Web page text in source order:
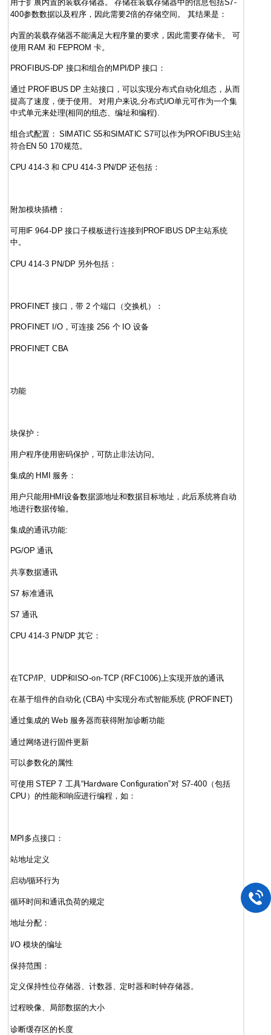
用于扩展内置的装载存储器。 存储在装载存储器中的信息包括S7-
400参数数据以及程序，因此需要2倍的存储空间。 其结果是：
内置的装载存储器不能满足大程序量的要求，因此需要存储卡。 可
使用 RAM 和 FEPROM 卡。
PROFIBUS-DP 接口和组合的MPI/DP 接口：
通过 PROFIBUS DP 主站接口，可以实现分布式自动化组态，从而
提高了速度，便于使用。 对用户来说,分布式I/O单元可作为一个集
中式单元来处理(相同的组态、编址和编程).
组合式配置： SIMATIC S5和SIMATIC S7可以作为PROFIBUS主站
符合EN 50 170规范。
CPU 414-3 和 CPU 414-3 PN/DP 还包括：
附加模块插槽：
可用IF 964-DP 接口子模板进行连接到PROFIBUS DP主站系统
中。
CPU 414-3 PN/DP 另外包括：
PROFINET 接口，带 2 个端口（交换机）：
PROFINET I/O，可连接 256 个 IO 设备
PROFINET CBA
功能
块保护：
用户程序使用密码保护，可防止非法访问。
集成的 HMI 服务：
用户只能用HMI设备数据源地址和数据目标地址，此后系统将自动
地进行数据传输。
集成的通讯功能:
PG/OP 通讯
共享数据通讯
S7 标准通讯
S7 通讯
CPU 414-3 PN/DP 其它：
在TCP/IP、UDP和ISO-on-TCP (RFC1006)上实现开放的通讯
在基于组件的自动化 (CBA) 中实现分布式智能系统 (PROFINET)
通过集成的 Web 服务器而获得附加诊断功能
通过网络进行固件更新
可以参数化的属性
可使用 STEP 7 工具“Hardware Configuration”对 S7-400（包括
CPU）的性能和响应进行编程，如：
MPI多点接口：
站地址定义
启动/循环行为
循环时间和通讯负荷的规定
地址分配：
I/O 模块的编址
保持范围：
定义保持性位存储器、计数器、定时器和时钟存储器。
过程映像、局部数据的大小
诊断缓存区的长度